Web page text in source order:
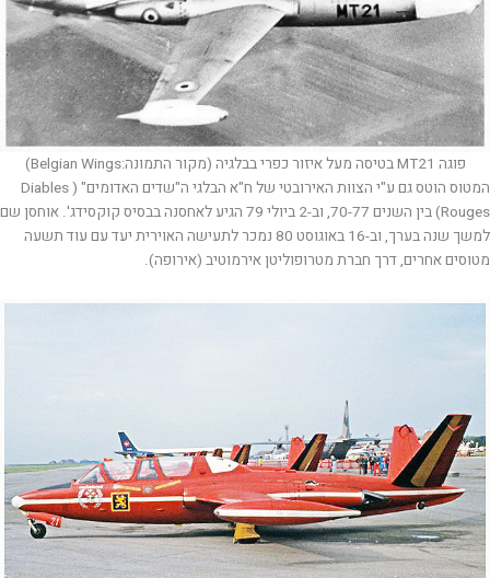
פוגה MT21 בטיסה מעל איזור כפרי בבלגיה (מקור התמונה:Belgian Wings)
המטוס הוטס גם ע"י הצוות האירובטי של ח"א הבלגי ה"שדים האדומים" ( Diables
Rouges) בין השנים 70-77, וב-2 ביולי 79 הגיע לאחסנה בבסיס קוקסידג'. אוחסן שם
למשך שנה בערך, וב-16 באוגוסט 80 נמכר לתעישה האוירית יעד עם עוד תשעה
מטוסים אחרים, דרך חברת מטרופוליטן אירמוטיב (אירופה).